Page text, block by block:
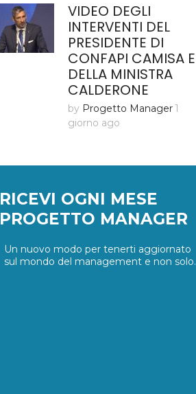
VIDEO DEGLI
INTERVENTI DEL
PRESIDENTE DI
CONFAPI CAMISA E
DELLA MINISTRA
CALDERONE
by Progetto Manager 1
giorno ago
RICEVI OGNI MESE
PROGETTO MANAGER
Un nuovo modo per tenerti aggiornato
sul mondo del management e non solo.